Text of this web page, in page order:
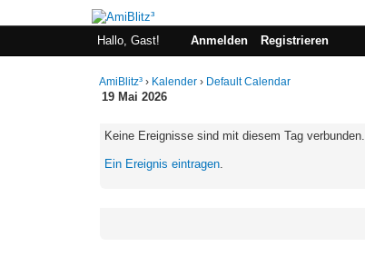
Hallo, Gast!
Anmelden Registrieren
AmiBlitz³ › Kalender › Default Calendar
19 Mai 2026
Keine Ereignisse sind mit diesem Tag verbunden.
Ein Ereignis eintragen.